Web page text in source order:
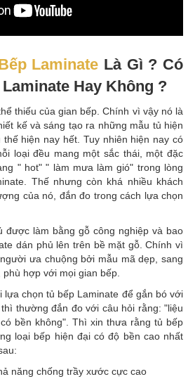
Laminate Là Gì ? Có
Hay Không ?
thiếu của gian bếp. Chính vì vậy nó là
kế và sáng tạo ra những mẫu tủ hiện
hiện nay hết. Tuy nhiên hiện nay có
loại đều mang một sắc thái, một đặc
" hot" " làm mưa làm gió" trong lòng
Thế nhưng còn khá nhiều khách
của nó, đắn đo trong cách lựa chọn
được làm bằng gỗ công nghiệp và bao
dán phủ lên trên bề mặt gỗ. Chính vì
ưa chuộng bởi mẫu mã dẹp, sang
hợp với mọi gian bếp.
lựa chọn tủ bếp Laminate để gắn bó với
thường đắn đo với câu hỏi rằng: "liệu
bền không". Thì xin thưa rằng tủ bếp
loại bếp hiện đại có độ bền cao nhất
năng chống trầy xước cực cao